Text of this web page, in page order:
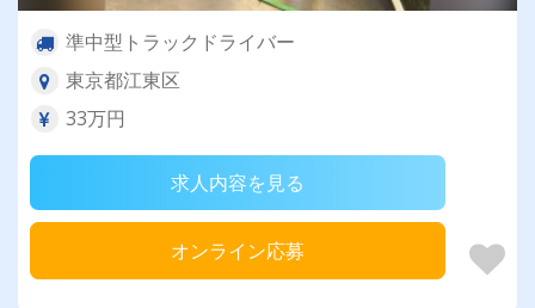
準中型トラックドライバー
東京都江東区
33万円
求人内容を見る
オンライン応募